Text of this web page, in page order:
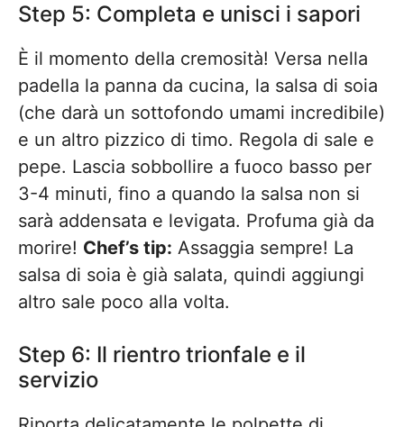
Step 5: Completa e unisci i sapori
È il momento della cremosità! Versa nella
padella la panna da cucina, la salsa di soia
(che darà un sottofondo umami incredibile)
e un altro pizzico di timo. Regola di sale e
pepe. Lascia sobbollire a fuoco basso per
3-4 minuti, fino a quando la salsa non si
sarà addensata e levigata. Profuma già da
morire! Chef’s tip: Assaggia sempre! La
salsa di soia è già salata, quindi aggiungi
altro sale poco alla volta.
Step 6: Il rientro trionfale e il
servizio